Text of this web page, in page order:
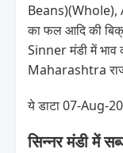
Beans)(Whole),
का फल आदि की
Sinner मंडी में
Maharashtra
ये डाटा 07-Aug-
सिन्नर मंडी में